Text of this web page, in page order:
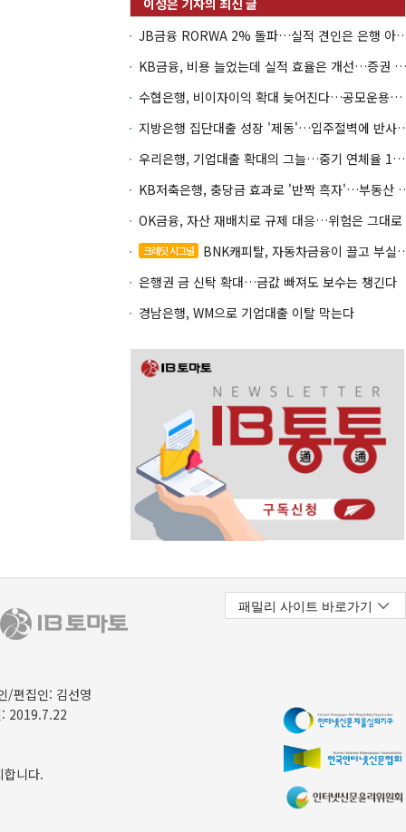
JB금융 RORWA 2% 돌파…실
KB금융, 비용 늘었는데 실적 효율은 개선…증권 호황 효과
수협은행, 비이자이익 확대 늦어진다…공모운용사 인가 연말로
지방은행 집단대출 성장 '
우리은행, 기업대출 확대의 그늘…중기 연체율 10년 만에 최고
KB저축은행, 충당금
OK금융, 자산 재배치로 규제 대응…위험은 그대로
크레딧 시그널
BNK캐피탈, 자동차금융이 끌고 부실여신이 발목
은행권 금 신탁 확대…금값 빠져도 보수는 챙긴다
경남은행, WM으로 기업대출 이탈 막는다
/편집인: 김선영
2019.7.22
니다.